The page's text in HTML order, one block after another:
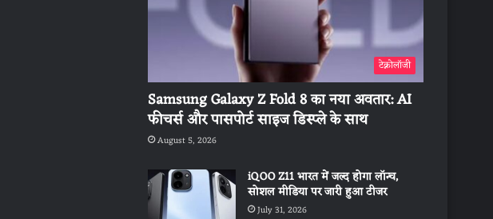
टेक्नोलॉजी
Samsung Galaxy Z Fold 8 का नया अवतार: AI
फीचर्स और पासपोर्ट साइज डिस्प्ले के साथ
August 5, 2026
iQOO Z11 भारत में जल्द होगा लॉन्च,
सोशल मीडिया पर जारी हुआ टीजर
July 31, 2026